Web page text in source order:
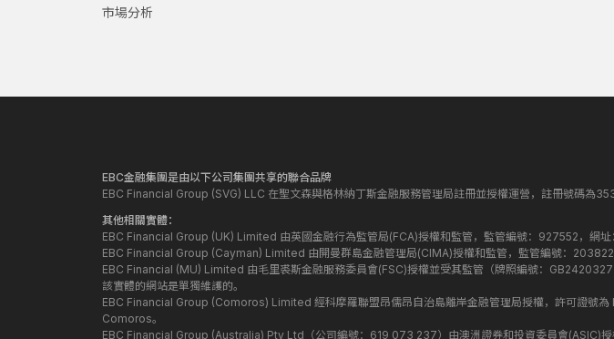
市場分析
EBC金融集團是由以下公司集團共享的聯合品牌
EBC Financial Group (SVG) LLC 在聖文森與格林納丁斯金融服務管理局註冊並授權運營，註冊號碼為
其他相關實體：
EBC Financial Group (UK) Limited 由英國金融行為監管局(FCA)授權和監管，監管編號：927552，網址
EBC Financial Group (Cayman) Limited 由開曼群島金融管理局(CIMA)授權和監管，監管編號：
EBC Financial (MU) Limited 由毛里裘斯金融服務委員會(FSC)授權並受其監管（牌照編號：
該實體的網站是單獨維護的。
EBC Financial Group (Comoros) Limited 經科摩羅聯盟昂儒昂自治島離岸金融管理局授權，許可證
Comoros。
EBC Financial Group (Australia) Pty Ltd（公司編號：619 073 237）由澳洲證券和投資委員會(ASIC)